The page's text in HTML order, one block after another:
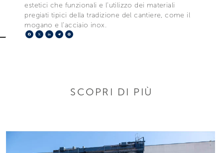
estetici che funzionali e l’utilizzo dei materiali
pregiati tipici della tradizione del cantiere, come il
mogano e l’acciaio inox.
Facebook
X LinkedIn
Telegram
SCOPRI DI PIÙ